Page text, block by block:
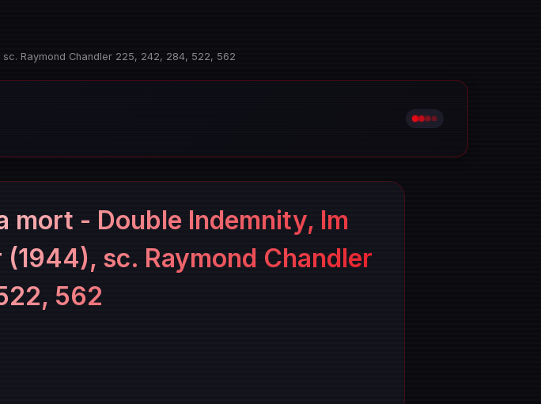
Raymond Chandler 225, 242, 284, 522, 562
mort - Double Indemnity, lm
sc. Raymond Chandler
562